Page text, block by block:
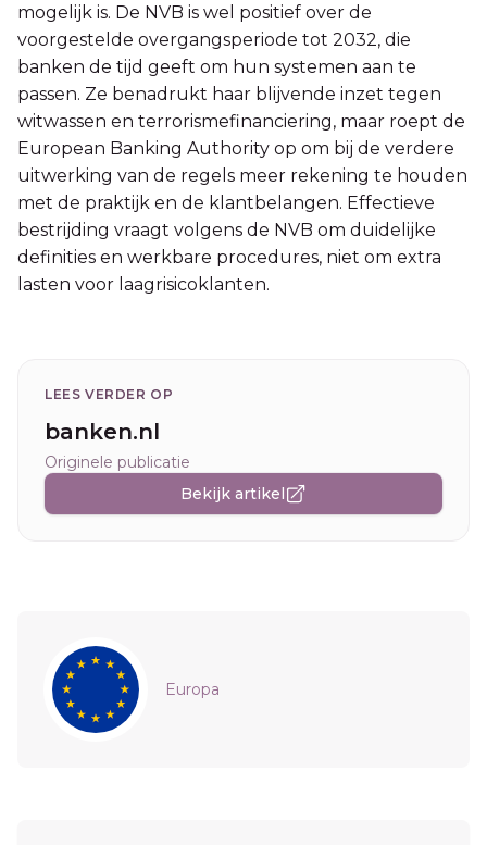
mogelijk is. De NVB is wel positief over de
voorgestelde overgangsperiode tot 2032, die
banken de tijd geeft om hun systemen aan te
passen. Ze benadrukt haar blijvende inzet tegen
witwassen en terrorismefinanciering, maar roept de
European Banking Authority op om bij de verdere
uitwerking van de regels meer rekening te houden
met de praktijk en de klantbelangen. Effectieve
bestrijding vraagt volgens de NVB om duidelijke
definities en werkbare procedures, niet om extra
lasten voor laagrisicoklanten.
LEES VERDER OP
banken.nl
Originele publicatie
Bekijk artikel
Sidebar
Europa